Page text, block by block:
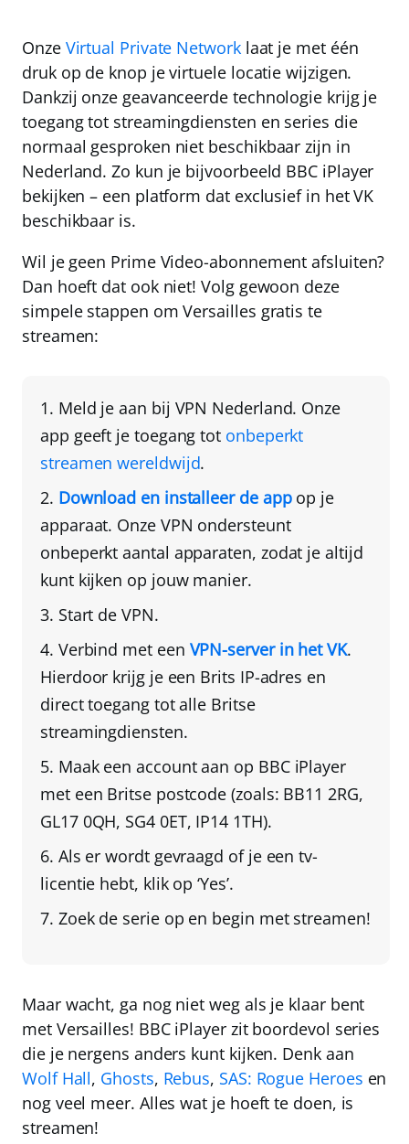
Onze Virtual Private Networklaat je met één
druk op de knop je virtuele locatie wijzigen.
Dankzij onze geavanceerde technologie krijg je
toegang tot streamingdiensten en series die
normaal gesproken niet beschikbaar zijn in
Nederland. Zo kun je bijvoorbeeld BBC iPlayer
bekijken – een platform dat exclusief in het VK
beschikbaar is.
Wil je geen Prime Video-abonnement afsluiten?
Dan hoeft dat ook niet! Volg gewoon deze
simpele stappen om Versailles gratis te
streamen:
Meld je aan bij VPN Nederland. Onze
app geeft je toegang tot onbeperkt
streamen wereldwijd.
Download en installeer de appop je
apparaat. Onze VPN ondersteunt
onbeperkt aantal apparaten, zodat je altijd
kunt kijken op jouw manier.
Start de VPN.
Verbind met een VPN-server in het VK.
Hierdoor krijg je een Brits IP-adres en
direct toegang tot alle Britse
streamingdiensten.
Maak een account aan op BBC iPlayer
met een Britse postcode (zoals: BB11 2RG,
GL17 0QH, SG4 0ET, IP14 1TH).
Als er wordt gevraagd of je een tv-
licentie hebt, klik op ‘Yes’.
Zoek de serie op en begin met streamen!
Maar wacht, ga nog niet weg als je klaar bent
met Versailles! BBC iPlayer zit boordevol series
die je nergens anders kunt kijken. Denk aan
Wolf Hall, Ghosts, Rebus, SAS: Rogue Heroes en
nog veel meer. Alles wat je hoeft te doen, is
streamen!